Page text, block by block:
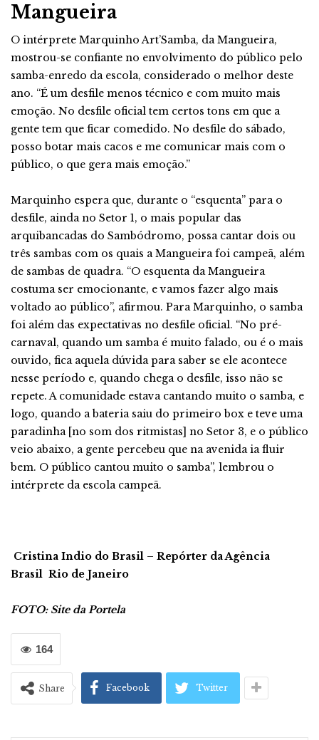
Mangueira
O intérprete Marquinho Art’Samba, da Mangueira,
mostrou-se confiante no envolvimento do público pelo
samba-enredo da escola, considerado o melhor deste
ano. “É um desfile menos técnico e com muito mais
emoção. No desfile oficial tem certos tons em que a
gente tem que ficar comedido. No desfile do sábado,
posso botar mais cacos e me comunicar mais com o
público, o que gera mais emoção.”
Marquinho espera que, durante o “esquenta” para o
desfile, ainda no Setor 1, o mais popular das
arquibancadas do Sambódromo, possa cantar dois ou
três sambas com os quais a Mangueira foi campeã, além
de sambas de quadra. “O esquenta da Mangueira
costuma ser emocionante, e vamos fazer algo mais
voltado ao público”, afirmou. Para Marquinho, o samba
foi além das expectativas no desfile oficial. “No pré-
carnaval, quando um samba é muito falado, ou é o mais
ouvido, fica aquela dúvida para saber se ele acontece
nesse período e, quando chega o desfile, isso não se
repete. A comunidade estava cantando muito o samba, e
logo, quando a bateria saiu do primeiro box e teve uma
paradinha [no som dos ritmistas] no Setor 3, e o público
veio abaixo, a gente percebeu que na avenida ia fluir
bem. O público cantou muito o samba”, lembrou o
intérprete da escola campeã.
Cristina Indio do Brasil – Repórter da Agência
Brasil Rio de Janeiro
FOTO: Site da Portela
164
Share Facebook Twitter